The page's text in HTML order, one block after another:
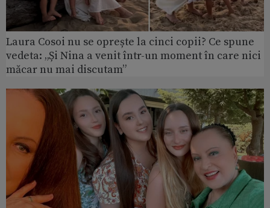
Laura Cosoi nu se oprește la cinci copii? Ce spune
vedeta: „Și Nina a venit într-un moment în care nici
măcar nu mai discutam”